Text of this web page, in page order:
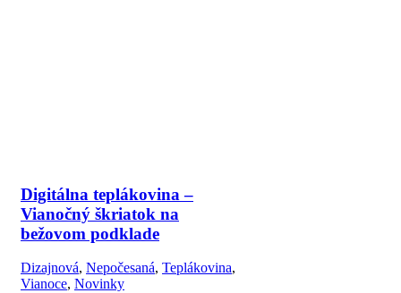
Digitálna teplákovina –
Vianočný škriatok na
bežovom podklade
Dizajnová, Nepočesaná, Teplákovina,
Vianoce, Novinky